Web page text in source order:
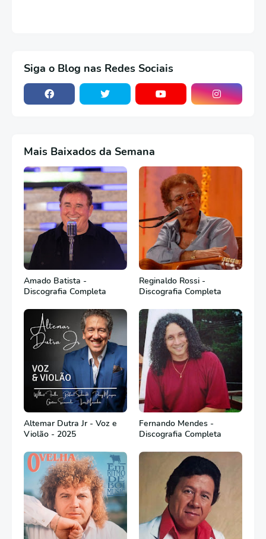
Siga o Blog nas Redes Sociais
Mais Baixados da Semana
Amado Batista -
Discografia Completa
Reginaldo Rossi -
Discografia Completa
Altemar Dutra Jr - Voz e
Violão - 2025
Fernando Mendes -
Discografia Completa